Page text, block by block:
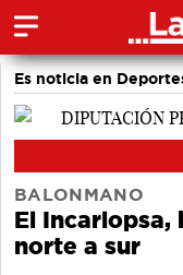
Es noticia en
Bádminton
BALONMANO
El Incarlopsa,
norte a sur